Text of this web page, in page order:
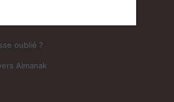
oublié ?
Almanak